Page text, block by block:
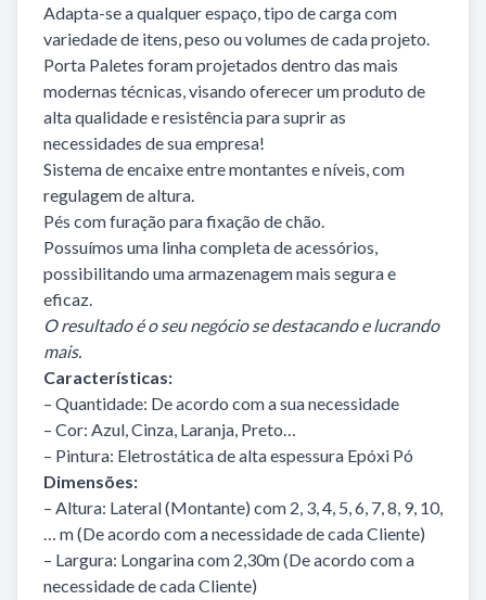
Adapta-se a qualquer espaço, tipo de carga com
variedade de itens, peso ou volumes de cada projeto.
Porta Paletes foram projetados dentro das mais
modernas técnicas, visando oferecer um produto de
alta qualidade e resistência para suprir as
necessidades de sua empresa!
Sistema de encaixe entre montantes e níveis, com
regulagem de altura.
Pés com furação para fixação de chão.
Possuímos uma linha completa de acessórios,
possibilitando uma armazenagem mais segura e
eficaz.
O resultado é o seu negócio se destacando e lucrando
mais.
Características:
– Quantidade: De acordo com a sua necessidade
– Cor: Azul, Cinza, Laranja, Preto…
– Pintura: Eletrostática de alta espessura Epóxi Pó
Dimensões:
– Altura: Lateral (Montante) com 2, 3, 4, 5, 6, 7, 8, 9, 10,
… m (De acordo com a necessidade de cada Cliente)
– Largura: Longarina com 2,30m (De acordo com a
necessidade de cada Cliente)